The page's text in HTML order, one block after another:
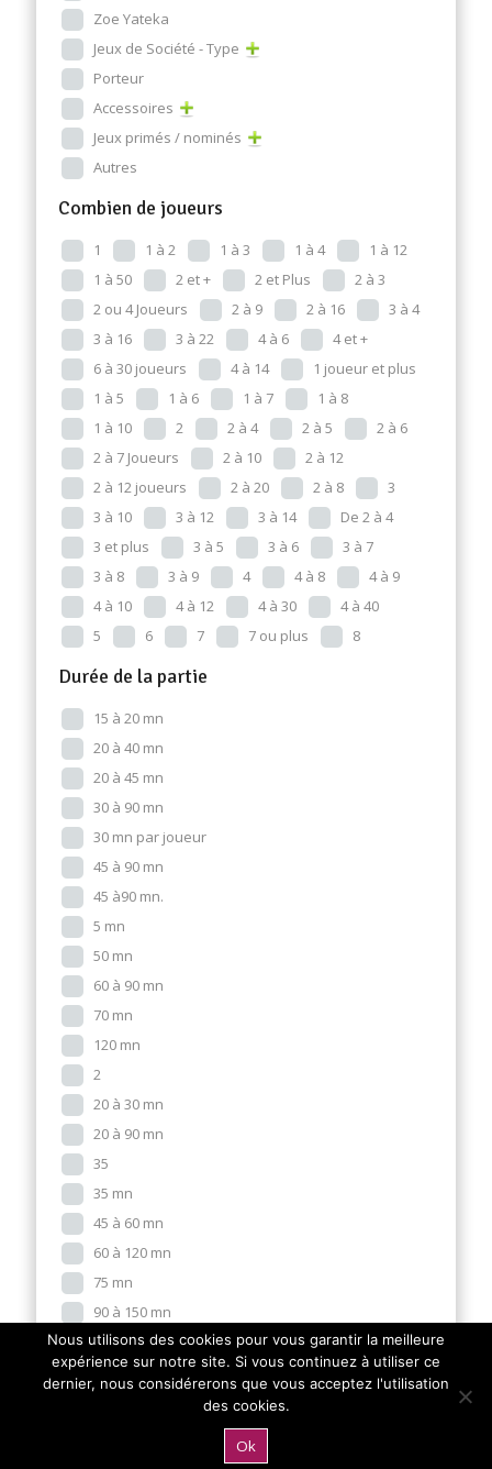
Zoe Yateka
Jeux de Société - Type
Porteur
Accessoires
Jeux primés / nominés
Autres
Combien de joueurs
1 1 à 2 1 à 3 1 à 4
1 à 12
1 à 50
2 et + 2 et Plus
2 à 3
2 ou 4 Joueurs
2 à 9 2 à 16
3 à 4
3 à 16
3 à 22 4 à 6
4 et +
6 à 30 joueurs
4 à 14
1 joueur et plus
1 à 5
1 à 6 1 à 7
1 à 8
1 à 10
2 2 à 4 2 à 5
2 à 6
2 à 7 Joueurs
2 à 10
2 à 12
2 à 12 joueurs
2 à 20 2 à 8
3
3 à 10
3 à 12 3 à 14
De 2 à 4
3 et plus
3 à 5 3 à 6
3 à 7
3 à 8
3 à 9 4 4 à 8
4 à 9
4 à 10
4 à 12 4 à 30
4 à 40
5
6 7 7 ou plus 8
Durée de la partie
15 à 20 mn
20 à 40 mn
20 à 45 mn
30 à 90 mn
30 mn par joueur
45 à 90 mn
45 à90 mn.
5 mn
50 mn
60 à 90 mn
70 mn
120 mn
2
20 à 30 mn
20 à 90 mn
35
35 mn
45 à 60 mn
60 à 120 mn
75 mn
90 à 150 mn
10 mn
10 mn par joueur.
Nous utilisons des cookies pour vous garantir la meilleure
expérience sur notre site. Si vous continuez à utiliser ce
dernier, nous considérerons que vous acceptez l'utilisation
des cookies.
Ok